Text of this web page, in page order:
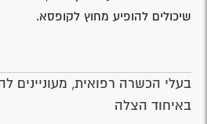
שיכולים להופיע מחוץ לקופסא.
בעלי הכשרה רפואית, מעוניינים
באיחוד הצלה